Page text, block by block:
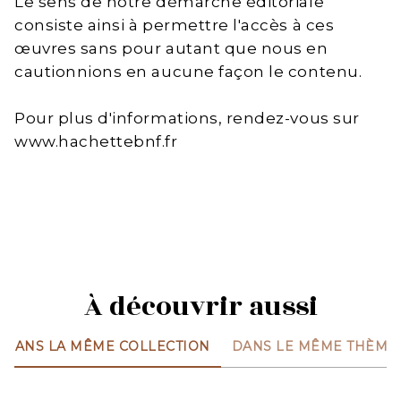
consiste ainsi à permettre l'accès à ces
œuvres sans pour autant que nous en
cautionnions en aucune façon le contenu.
Pour plus d'informations, rendez-vous sur
www.hachettebnf.fr
À découvrir aussi
DANS LA MÊME COLLECTION DANS LE MÊME THÈME